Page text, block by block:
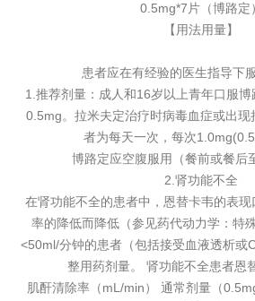
0.5mg*7片（博路定）
【用法用量】
患者应在有经验的医生指导下
1.推荐剂量：成人和16岁以上青年口服
0.5mg。拉米夫定治疗时病毒血症或出现
者为每天一次，每次
博路定应空腹服用（餐前或餐后
2.肾功能不全
在肾功能不全的患者中，恩替卡韦的表
率的降低而降低（参见药代动力学：特
<50ml/分钟的患者（包括接受血液透析或
整用药剂量。 肾功能不全患者恩
肌酐清除率（mL/min） 通常剂量（